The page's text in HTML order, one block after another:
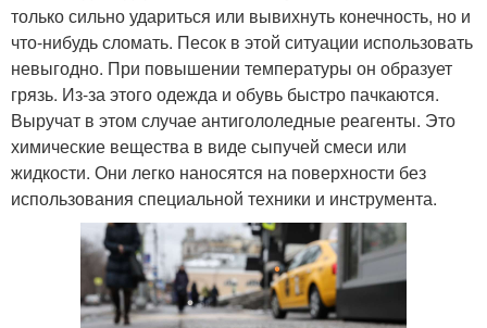
только сильно удариться или вывихнуть конечность, но и
что-нибудь сломать. Песок в этой ситуации использовать
невыгодно. При повышении температуры он образует
грязь. Из-за этого одежда и обувь быстро пачкаются.
Выручат в этом случае антигололедные реагенты. Это
химические вещества в виде сыпучей смеси или
жидкости. Они легко наносятся на поверхности без
использования специальной техники и инструмента.